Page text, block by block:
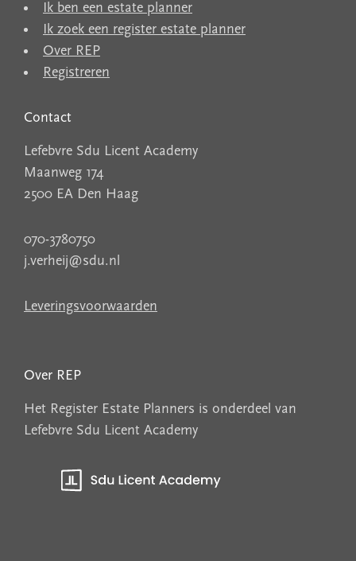
Ik ben een estate planner
Ik zoek een register estate planner
Over REP
Registreren
Contact
Lefebvre Sdu Licent Academy
Maanweg 174
2500 EA Den Haag
070-3780750
j.verheij@sdu.nl
Leveringsvoorwaarden
Over REP
Het Register Estate Planners is onderdeel van
Lefebvre Sdu Licent Academy